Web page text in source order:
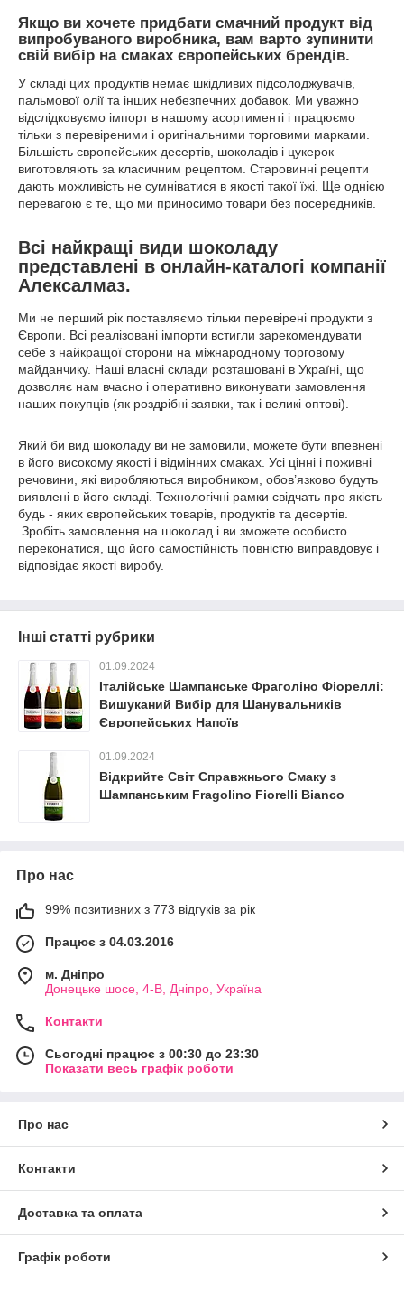
Якщо ви хочете придбати смачний продукт від
випробуваного виробника, вам варто зупинити
свій вибір на смаках європейських брендів.
У складі цих продуктів немає шкідливих підсолоджувачів,
пальмової олії та інших небезпечних добавок. Ми уважно
відслідковуємо імпорт в нашому асортименті і працюємо
тільки з перевіреними і оригінальними торговими марками.
Більшість європейських десертів, шоколадів і цукерок
виготовляють за класичним рецептом. Старовинні рецепти
дають можливість не сумніватися в якості такої їжі. Ще однією
перевагою є те, що ми приносимо товари без посередників.
Всі найкращі види шоколаду
представлені в онлайн-каталогі компанії
Алексалмаз.
Ми не перший рік поставляємо тільки перевірені продукти з
Європи. Всі реалізовані імпорти встигли зарекомендувати
себе з найкращої сторони на міжнародному торговому
майданчику. Наші власні склади розташовані в Україні, що
дозволяє нам вчасно і оперативно виконувати замовлення
наших покупців (як роздрібні заявки, так і великі оптові).
Який би вид шоколаду ви не замовили, можете бути впевнені
в його високому якості і відмінних смаках. Усі цінні і поживні
речовини, які виробляються виробником, обов’язково будуть
виявлені в його складі. Технологічні рамки свідчать про якість
будь - яких європейських товарів, продуктів та десертів.
Зробіть замовлення на шоколад і ви зможете особисто
переконатися, що його самостійність повністю виправдовує і
відповідає якості виробу.
Інші статті рубрики
01.09.2024
Італійське Шампанське Фраголіно Фіореллі:
Вишуканий Вибір для Шанувальників
Європейських Напоїв
01.09.2024
Відкрийте Світ Справжнього Смаку з
Шампанським Fragolino Fiorelli Bianco
Про нас
99% позитивних з 773 відгуків за рік
Працює з 04.03.2016
м. Дніпро
Донецьке шосе, 4-В, Дніпро, Україна
Контакти
Сьогодні працює з 00:30 до 23:30
Показати весь графік роботи
Про нас
Контакти
Доставка та оплата
Графік роботи